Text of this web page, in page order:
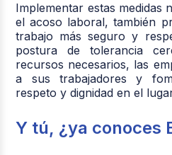
Implementar estas medidas
el acoso laboral, también
trabajo más seguro y
postura de tolerancia
recursos necesarios, las
a sus trabajadores y
respeto y dignidad en el
Y tú, ¿ya conoces